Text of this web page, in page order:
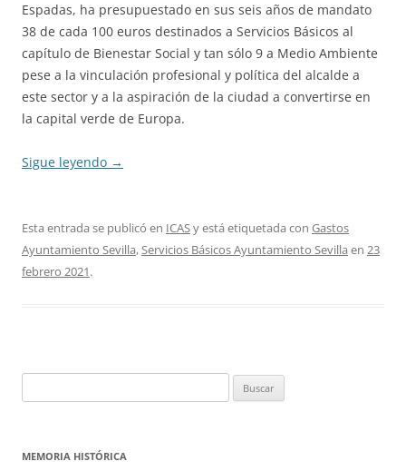
Espadas, ha presupuestado en sus seis años de mandato
38 de cada 100 euros destinados a Servicios Básicos al
capítulo de Bienestar Social y tan sólo 9 a Medio Ambiente
pese a la vinculación profesional y política del alcalde a
este sector y a la aspiración de la ciudad a convertirse en
la capital verde de Europa.
Sigue leyendo →
Esta entrada se publicó en ICASy está etiquetada con Gastos
Ayuntamiento Sevilla,Servicios Básicos Ayuntamiento Sevilla en 23
febrero 2021.
MEMORIA HISTÓRICA